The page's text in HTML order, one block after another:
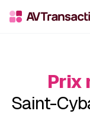
Prix
Saint-